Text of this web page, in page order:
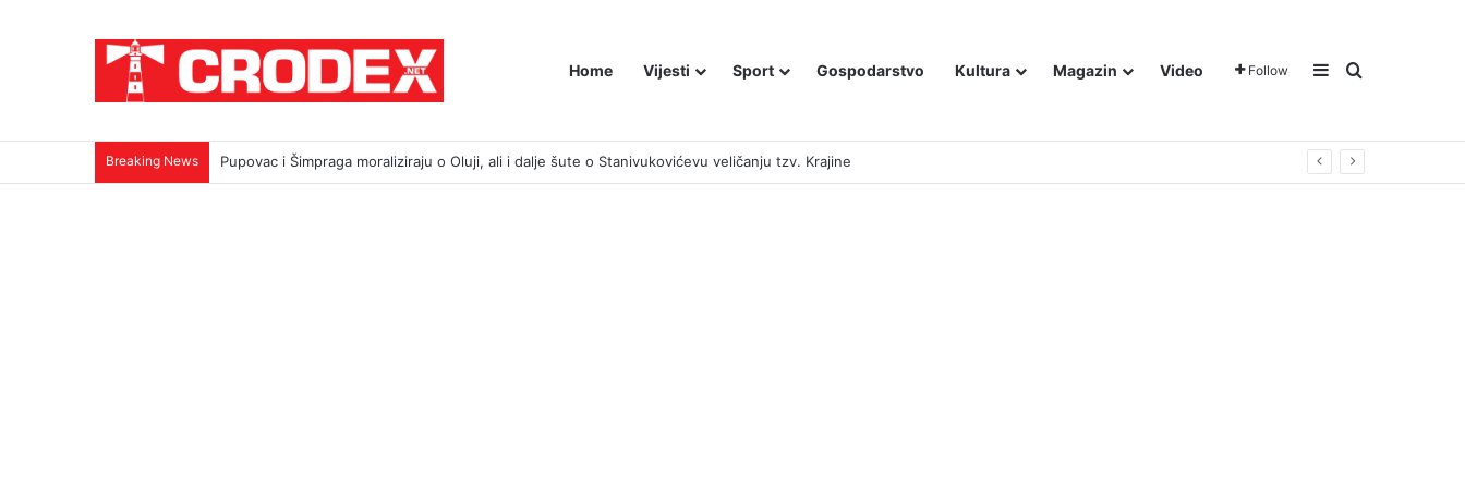
Home Vijesti Sport Gospodarstvo Kultura Magazin Video Follow Sidebar
Traži
Breaking News TRI DESETLJEĆA KRIKOVA OČAJNIKA